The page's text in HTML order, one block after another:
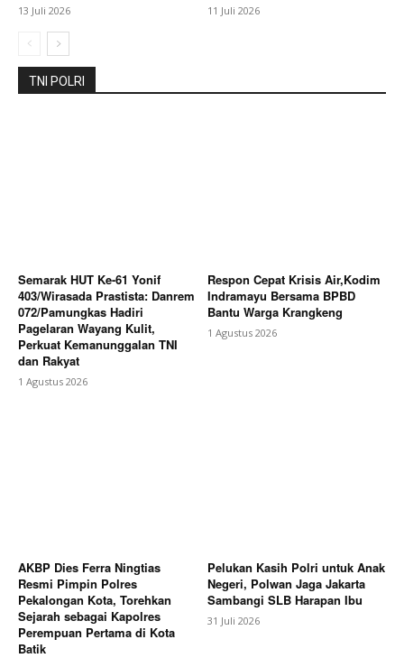
13 Juli 2026 11 Juli 2026
TNI POLRI
Semarak HUT Ke-61 Yonif
403/Wirasada Prastista: Danrem
072/Pamungkas Hadiri
Pagelaran Wayang Kulit,
Perkuat Kemanunggalan TNI
dan Rakyat
1 Agustus 2026
Respon Cepat Krisis Air,Kodim
Indramayu Bersama BPBD
Bantu Warga Krangkeng
1 Agustus 2026
AKBP Dies Ferra Ningtias
Resmi Pimpin Polres
Pekalongan Kota, Torehkan
Sejarah sebagai Kapolres
Perempuan Pertama di Kota
Batik
Pelukan Kasih Polri untuk Anak
Negeri, Polwan Jaga Jakarta
Sambangi SLB Harapan Ibu
31 Juli 2026